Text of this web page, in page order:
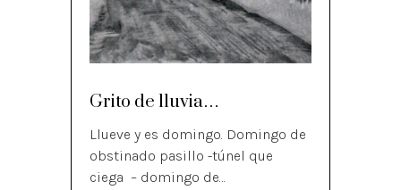
Grito de lluvia…
Llueve y es domingo. Domingo de
obstinado pasillo -túnel que
ciega – domingo de…